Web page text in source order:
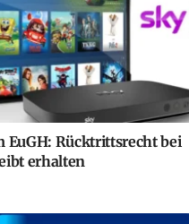
EuGH: Rücktrittsrecht bei
erhalten